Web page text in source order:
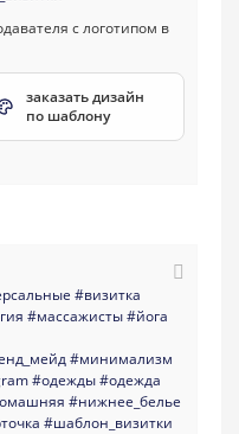
заказать дизайн
по шаблону
#визитка
#массажисты#йога
#минимализм
#одежды#одежда
#нижнее_белье
#шаблон_визитки